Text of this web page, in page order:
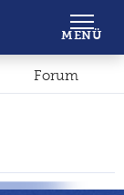
Forum